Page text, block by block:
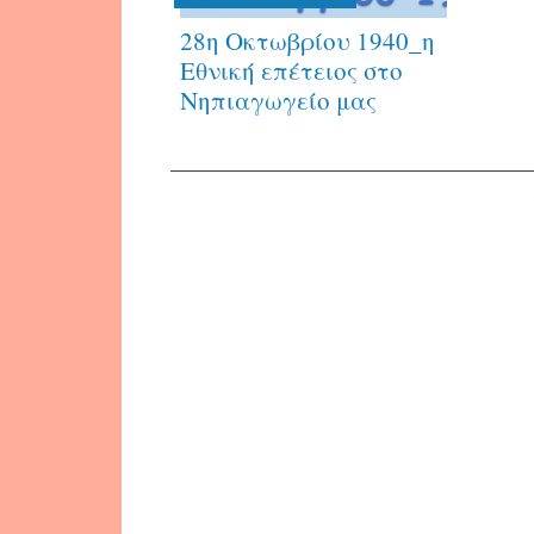
28η Οκτωβρίου 1940_η
Εθνική επέτειος στο
Νηπιαγωγείο μας